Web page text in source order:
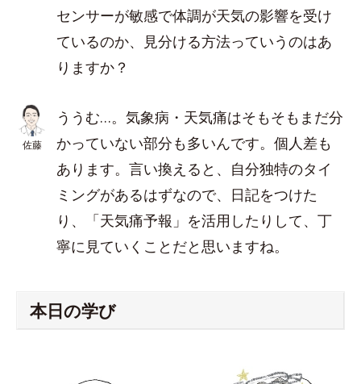
センサーが敏感で体調が天気の影響を受け
ているのか、見分ける方法っていうのはあ
りますか？
佐藤
ううむ…。気象病・天気痛はそもそもまだ分
かっていない部分も多いんです。個人差も
あります。言い換えると、自分独特のタイ
ミングがあるはずなので、日記をつけた
り、「天気痛予報」を活用したりして、丁
寧に見ていくことだと思いますね。
本日の学び